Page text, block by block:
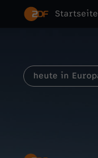
Startseite
heute in